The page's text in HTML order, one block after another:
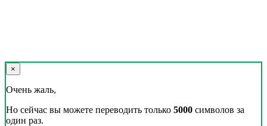
×
Очень жаль,
Но сейчас вы можете переводить только 5000 символов за
один раз.